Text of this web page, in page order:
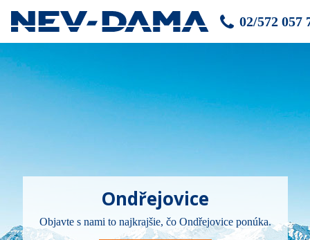
02/572 057
Ondřejovice
Objavte s nami to najkrajšie, čo Ondřejovice ponúka.